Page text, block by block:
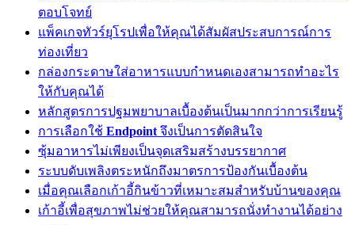
ตอบโจทย์
แพ็คเกจทัวร์ยุโรปเพื่อให้คุณได้สัมผัสประสบการณ์การ
ท่องเที่ยว
กล่องกระดาษใส่อาหารแบบกำหนดเองสามารถทำอะไร
ให้กับคุณได้
หลักสูตรการปฐมพยาบาลเบื้องต้นเป็นมากกว่าการเรียนรู้
การเลือกใช้ Endpoint จึงเป็นการตัดสินใจ
ซุ้มอาหารไม่เพียงเป็นจุดเสริมสร้างบรรยากาศ
ระบบดับเพลิงตระหนักถึงมาตรการป้องกันเบื้องต้น
เมื่อคุณเลือกเก้าอี้กินข้าวที่เหมาะสมสำหรับบ้านของคุณ
เก้าอี้เพื่อสุขภาพไม่ช่วยให้คุณสามารถนั่งทำงานได้อย่าง